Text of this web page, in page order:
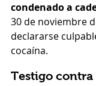
condenado a
30 de noviembre
declararse
cocaína.
Testigo contra